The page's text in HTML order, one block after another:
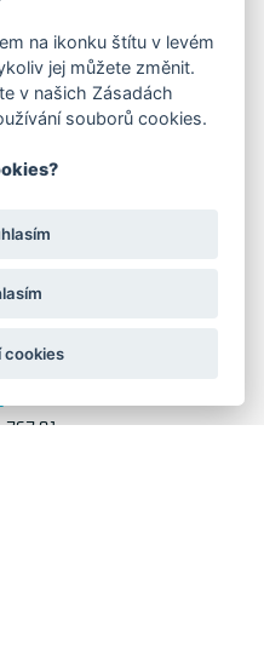
ADRESA
140 00
A SKLAD
bývalého ZD)
767 01
na ikonku štítu v levém
jej můžete změnit.
v našich Zásadách
souborů cookies.
cookies